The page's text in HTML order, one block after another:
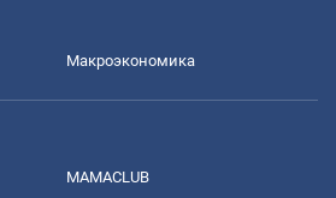
Mакроэкономика
MAMACLUB